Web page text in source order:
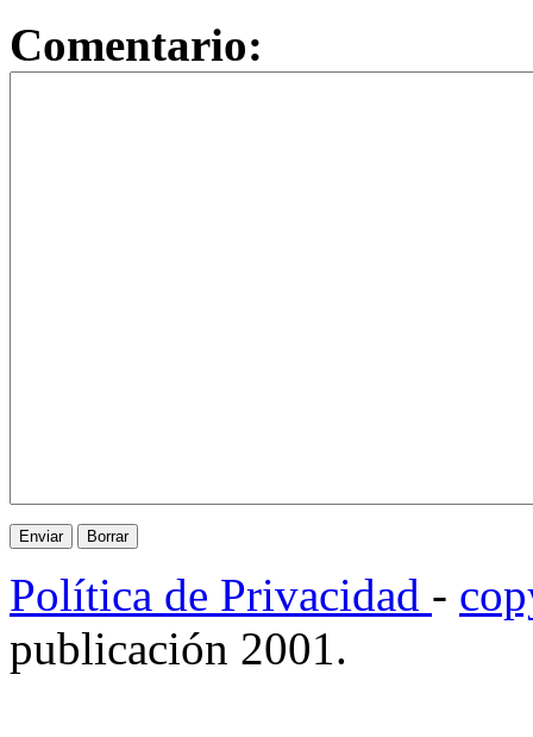
Comentario:
Política de Privacidad -
publicación 2001.